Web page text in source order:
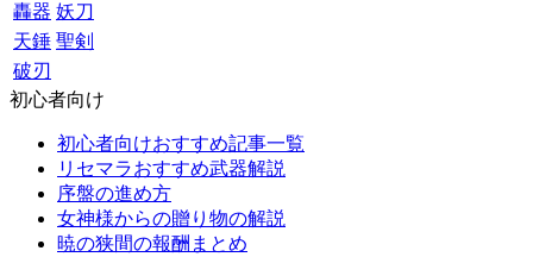
轟器 妖刀
天錘 聖剣
破刃
初心者向け
初心者向けおすすめ記事一覧
リセマラおすすめ武器解説
序盤の進め方
女神様からの贈り物の解説
暁の狭間の報酬まとめ